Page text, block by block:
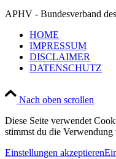
APHV - Bundesverband
HOME
IMPRESSUM
DISCLAIMER
DATENSCHUTZ
Nach oben scrollen
Diese Seite verwendet
stimmst du die
Einstellungen akzeptieren